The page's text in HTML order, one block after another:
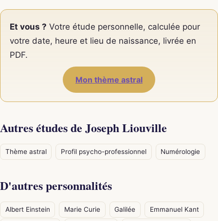
Et vous ? Votre étude personnelle, calculée pour
votre date, heure et lieu de naissance, livrée en
PDF.
Mon thème astral
Autres études de Joseph Liouville
Thème astral Profil psycho-professionnel Numérologie
D'autres personnalités
Albert Einstein Marie Curie Galilée Emmanuel Kant